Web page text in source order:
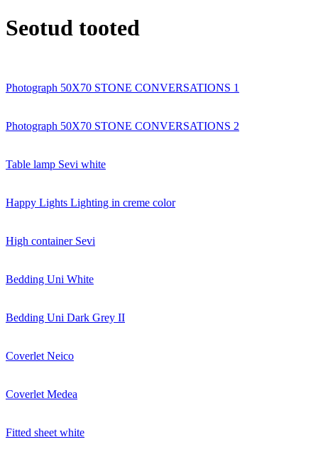
Seotud tooted
Photograph 50X70 STONE CONVERSATIONS 1
Photograph 50X70 STONE CONVERSATIONS 2
Table lamp Sevi white
Happy Lights Lighting in creme color
High container Sevi
Bedding Uni White
Bedding Uni Dark Grey II
Coverlet Neico
Coverlet Medea
Fitted sheet white